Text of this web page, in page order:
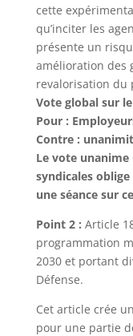
cette
qu’inciter les
présente un
amélioration des
revalorisation du
Vote global sur
Pour :
Contre :
Le vote unanime
syndicales
une séance sur
Point 2 : Article
programmation
2030 et portant
Défense.
Cet article crée
pour une partie